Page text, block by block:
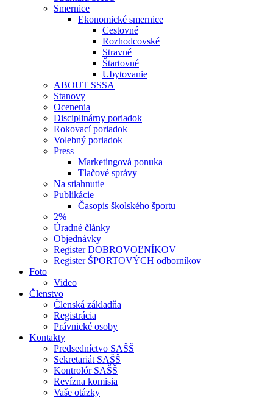
Smernice
Ekonomické smernice
Cestovné
Rozhodcovské
Stravné
Štartovné
Ubytovanie
ABOUT SSSA
Stanovy
Ocenenia
Disciplinárny poriadok
Rokovací poriadok
Volebný poriadok
Press
Marketingová ponuka
Tlačové správy
Na stiahnutie
Publikácie
Časopis školského športu
2%
Úradné články
Objednávky
Register DOBROVOĽNÍKOV
Register ŠPORTOVÝCH odborníkov
Foto
Video
Členstvo
Členská základňa
Registrácia
Právnické osoby
Kontakty
Predsedníctvo SAŠŠ
Sekretariát SAŠŠ
Kontrolór SAŠŠ
Revízna komisia
Vaše otázky